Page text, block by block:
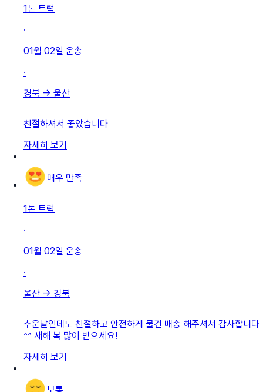
1톤 트럭
·
01월 02일 운송
·
경북 → 울산
친절하셔서 좋았습니다
자세히 보기
매우 만족
1톤 트럭
·
01월 02일 운송
·
울산 → 경북
추운날인데도 친절하고 안전하게 물건 배송 해주셔서 감사합니다
^^ 새해 복 많이 받으세요!
자세히 보기